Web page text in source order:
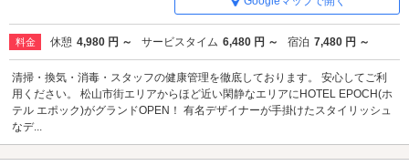
料金 休憩 4,980 円 ～ サービスタイム 6,480 円 ～ 宿泊 7,480 円 ～
清掃・換気・消毒・スタッフの健康管理を徹底しております。 安心してご利
用ください。 松山市街エリアからほど近い閑静なエリアにHOTEL EPOCH(ホ
テル エポック)がグランドOPEN！ 有名デザイナーが手掛けたスタイリッシュ
なデ...